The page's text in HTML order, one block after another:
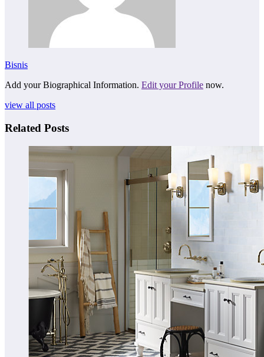
Bisnis
Add your Biographical Information. Edit your Profile now.
view all posts
Related Posts